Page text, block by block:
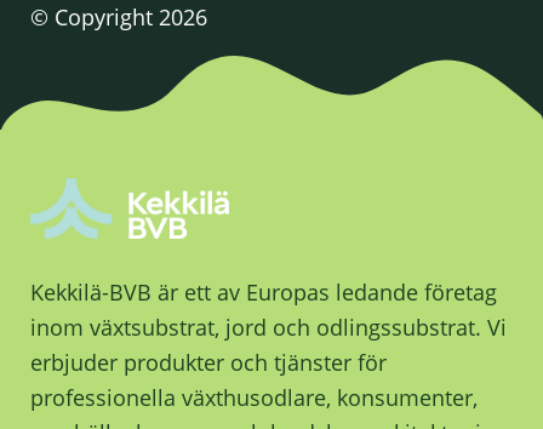
© Copyright 2026
Kekkilä-BVB är ett av Europas ledande företag
inom växtsubstrat, jord och odlingssubstrat. Vi
erbjuder produkter och tjänster för
professionella växthusodlare, konsumenter,